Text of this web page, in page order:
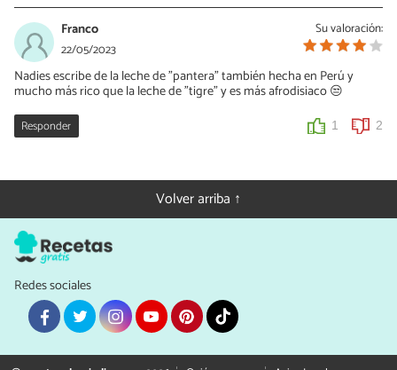
Su valoración:
Franco
22/05/2023
Nadies escribe de la leche de "pantera" también hecha en Perú y
mucho más rico que la leche de "tigre" y es más afrodisiaco 😒
Responder 1 2
Volver arriba ↑
Redes sociales